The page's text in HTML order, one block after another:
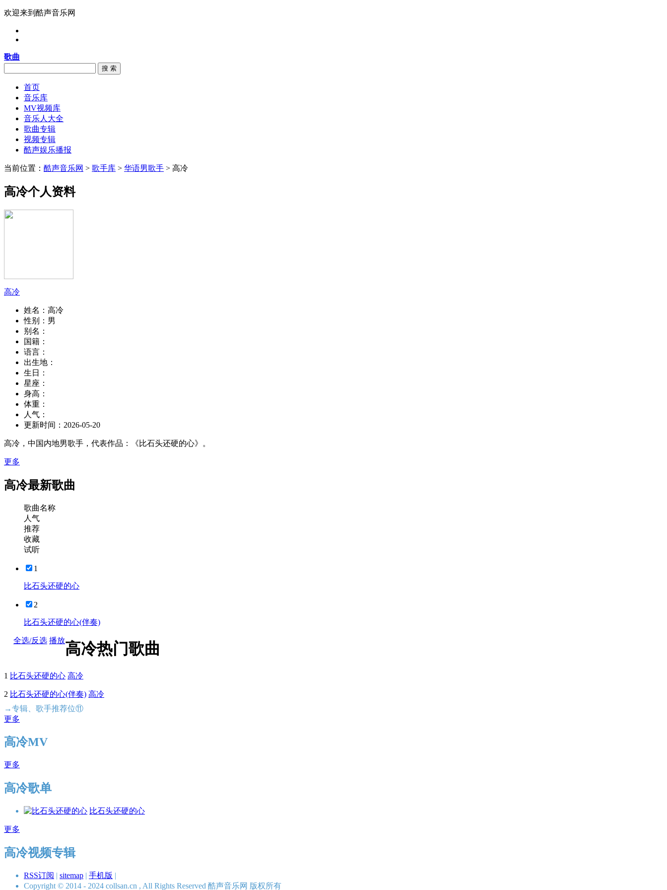
欢迎来到酷声音乐网
歌曲
搜 索
首页
音乐库
MV视频库
音乐人大全
歌曲专辑
视频专辑
酷声娱乐播报
当前位置： 酷声音乐网 > 歌手库 > 华语男歌手 > 高冷
高冷个人资料
高冷
姓名： 高冷
性别： 男
别名：
国籍：
语言：
出生地：
生日：
星座：
身高：
体重：
人气：
更新时间： 2026-05-20
高冷，中国内地男歌手，代表作品：《比石头还硬的心》。
更多
高冷最新歌曲
歌曲名称
人气
推荐
收藏
试听
1
比石头还硬的心
2
比石头还硬的心(伴奏)
全选/反选 播放高冷热门歌曲
1 比石头还硬的心 高冷
2 比石头还硬的心(伴奏) 高冷
→专辑、歌手推荐位⑪
更多
高冷MV
更多
高冷歌单
比石头还硬的心
更多
高冷视频专辑
RSS订阅 | sitemap | 手机版 |
Copyright © 2014 - 2024 collsan.cn , All Rights Reserved 酷声音乐网 版权所有